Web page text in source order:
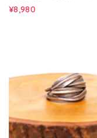
¥8,980